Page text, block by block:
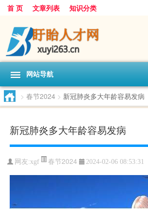
首 页 文章列表 知识分类
网站导航
> 春节2024 > 新冠肺炎多大年龄容易发病
新冠肺炎多大年龄容易发病
网友:xgf 春节2024 2024-02-06 08:53:31